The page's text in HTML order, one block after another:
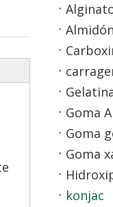
Goma
Goma
Goma
konjac